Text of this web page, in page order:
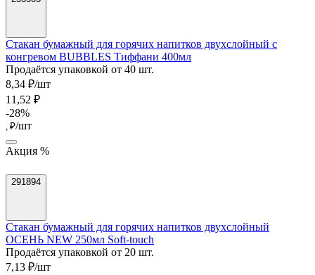
Стакан бумажный для горячих напитков двухслойный с
конгревом BUBBLES Тиффани 400мл
Продаётся упаковкой от 40 шт.
8,34 ₽/шт
11,52 ₽
-28%
, ₽/шт
Акция %
291894
Стакан бумажный для горячих напитков двухслойный
ОСЕНЬ NEW 250мл Soft-touch
Продаётся упаковкой от 20 шт.
7,13 ₽/шт